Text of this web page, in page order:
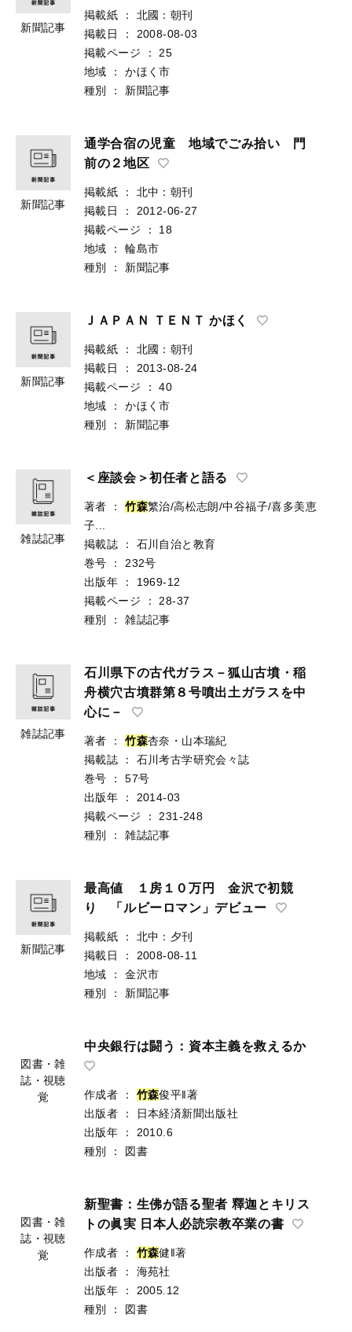
新聞記事
掲載紙 ：
北國：朝刊
掲載日
：
2008-08-03
掲載ページ
：
25
地域
：
かほく市
種別
： 新聞記事
新聞記事
通学合宿の児童 地域でごみ拾い 門
前の２地区
掲載紙 ：
北中：朝刊
掲載日
：
2012-06-27
掲載ページ
：
18
地域
：
輪島市
種別
： 新聞記事
新聞記事
ＪＡＰＡＮ ＴＥＮＴ かほく
掲載紙 ：
北國：朝刊
掲載日
：
2013-08-24
掲載ページ
：
40
地域
：
かほく市
種別
： 新聞記事
雑誌記事
＜座談会＞初任者と語る
著者 ： 竹森繁治/高松志朗/中谷福子/喜多美恵
子...
掲載誌
：
石川自治と教育
巻号
：
232号
出版年
：
1969-12
掲載ページ
：
28-37
種別
： 雑誌記事
雑誌記事
石川県下の古代ガラス－狐山古墳・稲
舟横穴古墳群第８号噴出土ガラスを中
心に－
著者 ： 竹森杏奈・山本瑞紀
掲載誌
：
石川考古学研究会々誌
巻号
：
57号
出版年
：
2014-03
掲載ページ
：
231-248
種別
： 雑誌記事
新聞記事
最高値 １房１０万円 金沢で初競
り 「ルビーロマン」デビュー
掲載紙 ：
北中：夕刊
掲載日
：
2008-08-11
地域
：
金沢市
種別
： 新聞記事
図書・雑
誌・視聴
覚
中央銀行は闘う：資本主義を救えるか
作成者 ： 竹森俊平‖著
出版者
：
日本経済新聞出版社
出版年
：
2010.6
種別
： 図書
図書・雑
誌・視聴
覚
新聖書：生佛が語る聖者 釋迦とキリス
トの眞実 日本人必読宗教卒業の書
作成者 ： 竹森健‖著
出版者
：
海苑社
出版年
：
2005.12
種別
： 図書